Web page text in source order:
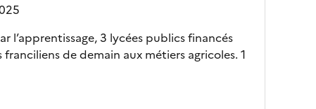
l’apprentissage, 3 lycées publics financés
de demain aux métiers agricoles. 1